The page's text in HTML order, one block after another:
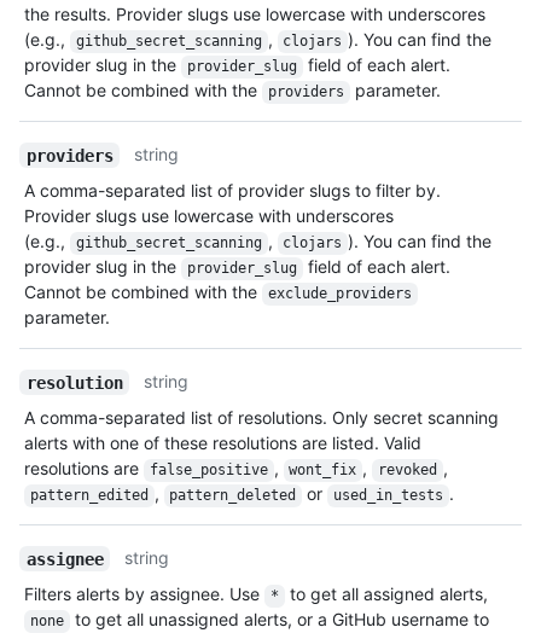
the results. Provider slugs use lowercase with underscores
(e.g.,
github_secret_scanning , clojars ). You can find the
provider slug in the
provider_slug
field of each alert.
Cannot be combined with the
providers parameter.
providers
string
A comma-separated list of provider slugs to filter by.
Provider slugs use lowercase with underscores
(e.g.,
github_secret_scanning , clojars ). You can find the
provider slug in the
provider_slug
field of each alert.
Cannot be combined with the
exclude_providers
parameter.
resolution
string
A comma-separated list of resolutions. Only secret scanning
alerts with one of these resolutions are listed. Valid
resolutions are
false_positive , wont_fix , revoked ,
pattern_edited , pattern_deleted or used_in_tests .
assignee
string
Filters alerts by assignee. Use
* to get all assigned alerts,
none
to get all unassigned alerts, or a GitHub username to